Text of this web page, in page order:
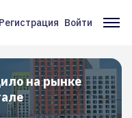
Меню
Регистрация Войти
на рынке